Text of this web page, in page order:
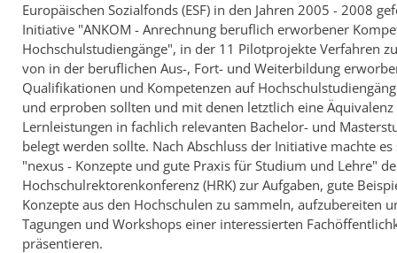
Europäischen Sozialfonds (ESF) in den Jahren 2005 - 2008
Initiative "ANKOM - Anrechnung beruflich erworbener
Hochschulstudiengänge", in der 11 Pilotprojekte Verfahren
von in der beruflichen Aus-, Fort- und Weiterbildung
Qualifikationen und Kompetenzen auf
und erproben sollten und mit denen letztlich eine Äquivalenz
Lernleistungen in fachlich relevanten Bachelor- und
belegt werden sollte. Nach Abschluss der Initiative machte
"nexus - Konzepte und gute Praxis für Studium und Lehre"
Hochschulrektorenkonferenz (HRK) zur Aufgaben, gute
Konzepte aus den Hochschulen zu sammeln, aufzubereiten
Tagungen und Workshops einer interessierten
präsentieren.